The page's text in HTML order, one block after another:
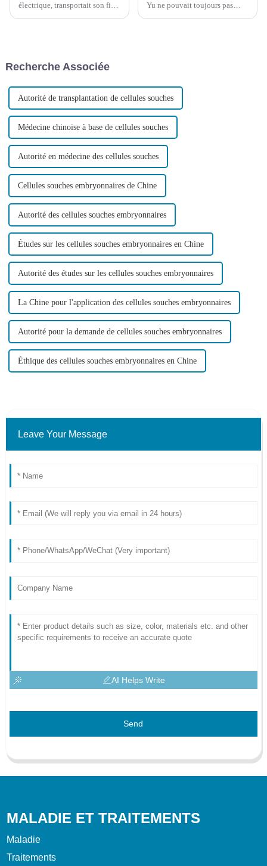
électrique, transportait son fils
Yu ne pouvait toujours pas
Recherche Associée
Autorité de transplantation de cellules souches
Médecine chinoise à base de cellules souches
Autorité en médecine des cellules souches
Cellules souches embryonnaires de Chine
Autorité des cellules souches embryonnaires
Études sur les cellules souches embryonnaires en Chine
Autorité des études sur les cellules souches embryonnaires
La Chine pour l'application des cellules souches embryonnaires
Autorité pour la demande de cellules souches embryonnaires
Éthique des cellules souches embryonnaires en Chine
Leave Your Message
AI Helps Write
Send
MALADIE ET TRAITEMENTS
Maladie
Traitements